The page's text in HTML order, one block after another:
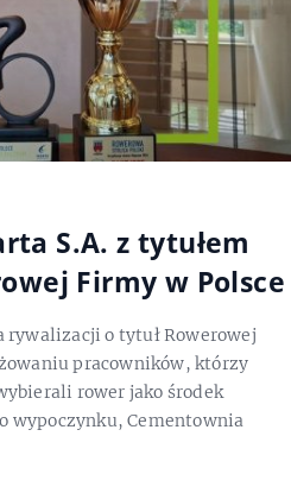
S.A. z tytułem
Firmy w Polsce
rywalizacji o tytuł Rowerowej
pracowników, którzy
rower jako środek
wypoczynku, Cementownia